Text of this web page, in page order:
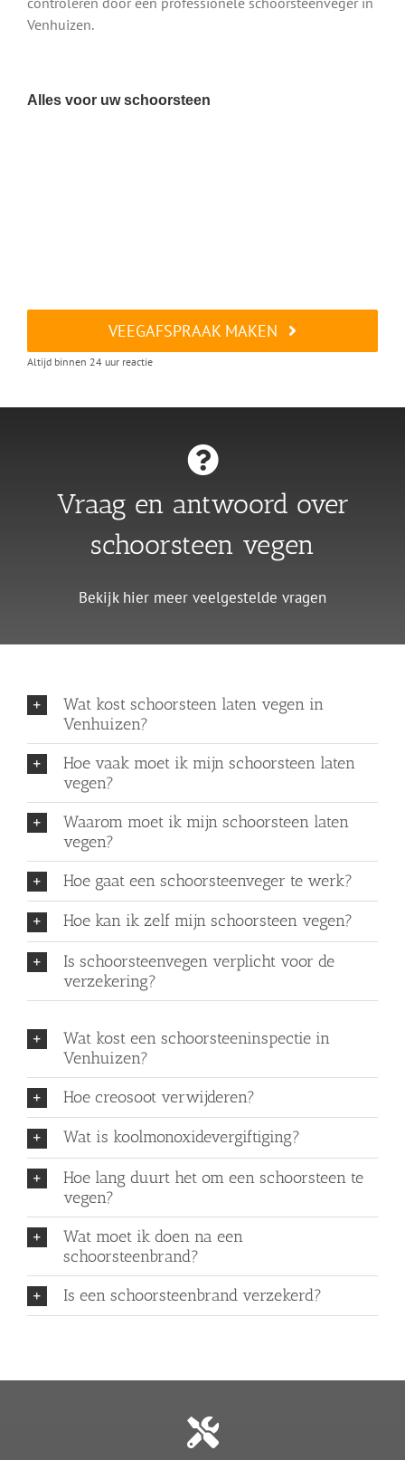
Venhuizen.
Alles voor uw schoorsteen
VEEGAFSPRAAK MAKEN
Altijd binnen 24 uur reactie
Vraag en antwoord over
schoorsteen vegen
Bekijk hier meer veelgestelde vragen
Wat kost schoorsteen laten vegen in
Venhuizen?
Hoe vaak moet ik mijn schoorsteen laten
vegen?
Waarom moet ik mijn schoorsteen laten
vegen?
Hoe gaat een schoorsteenveger te werk?
Hoe kan ik zelf mijn schoorsteen vegen?
Is schoorsteenvegen verplicht voor de
verzekering?
Wat kost een schoorsteeninspectie in
Venhuizen?
Hoe creosoot verwijderen?
Wat is koolmonoxidevergiftiging?
Hoe lang duurt het om een schoorsteen te
vegen?
Wat moet ik doen na een
schoorsteenbrand?
Is een schoorsteenbrand verzekerd?